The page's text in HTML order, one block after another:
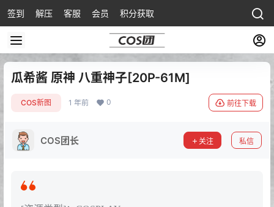
签到 解压 客服 会员 积分获取
瓜希酱 原神 八重神子[20P-61M]
COS新图 1 年前 0 前往下载
COS团长 关注 私信